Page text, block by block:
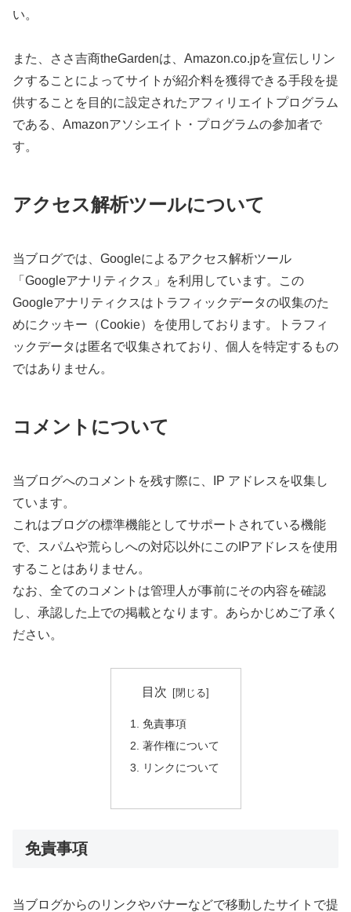
い。
また、ささ吉商theGardenは、Amazon.co.jpを宣伝しリン
クすることによってサイトが紹介料を獲得できる手段を提
供することを目的に設定されたアフィリエイトプログラム
である、Amazonアソシエイト・プログラムの参加者で
す。
アクセス解析ツールについて
当ブログでは、Googleによるアクセス解析ツール
「Googleアナリティクス」を利用しています。この
Googleアナリティクスはトラフィックデータの収集のた
めにクッキー（Cookie）を使用しております。トラフィ
ックデータは匿名で収集されており、個人を特定するもの
ではありません。
コメントについて
当ブログへのコメントを残す際に、IP アドレスを収集し
ています。
これはブログの標準機能としてサポートされている機能
で、スパムや荒らしへの対応以外にこのIPアドレスを使用
することはありません。
なお、全てのコメントは管理人が事前にその内容を確認
し、承認した上での掲載となります。あらかじめご了承く
ださい。
目次
免責事項
著作権について
リンクについて
免責事項
当ブログからのリンクやバナーなどで移動したサイトで提